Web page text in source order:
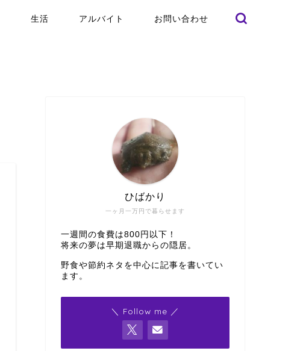
生活 アルバイト お問い合わせ
一ヶ月一万円で暮らせます
ひばかり
一週間の食費は800円以下！
将来の夢は早期退職からの隠居。
野食や節約ネタを中心に記事を書いてい
ます。
＼ Follow me ／